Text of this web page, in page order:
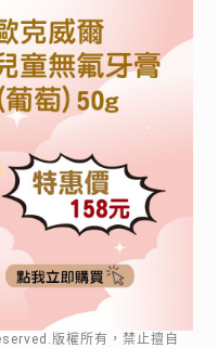
版權所有，禁止擅自